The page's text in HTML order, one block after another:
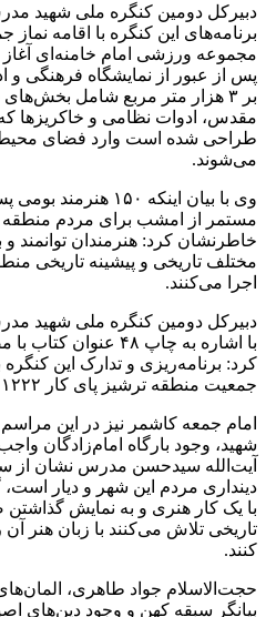
دبیرکل دومین کنگره ملی شهید
برنامه‌های این کنگره با اقامه
مجموعه ورزشی امام خامنه‌ای
پس از عبور از نمایشگاه فرهنگی و
بر ۳ هزار متر مربع شامل
مقدس، ادوات نظامی و خاکریزها
طراحی شده است وارد فضای محیط
می‌شوند.
وی با بیان اینکه ۱۵۰
مستمر از امشب برای مردم
خاطرنشان کرد: هنرمندان توانمند
اجرا می‌کنند.
با اشاره به چاپ ۴۸
جمعیت منطقه ترشیز پای کار ۱۲۲۲ شهیدشان است.
شهید، وجود بارگاه امام‌زادگان
آیت‌الله سیدحسن مدرس نشان از
دینداری مردم این شهر و دیار است،
با یک کار هنری و به نمایش
تاریخی تلاش می‌کنند با زبان هنر آن
کنند.
حجت‌الاسلام جواد طاهری،
بیانگر سبقه کهن و وجود دین‌های